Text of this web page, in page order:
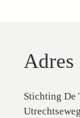
Adres
Stichting De